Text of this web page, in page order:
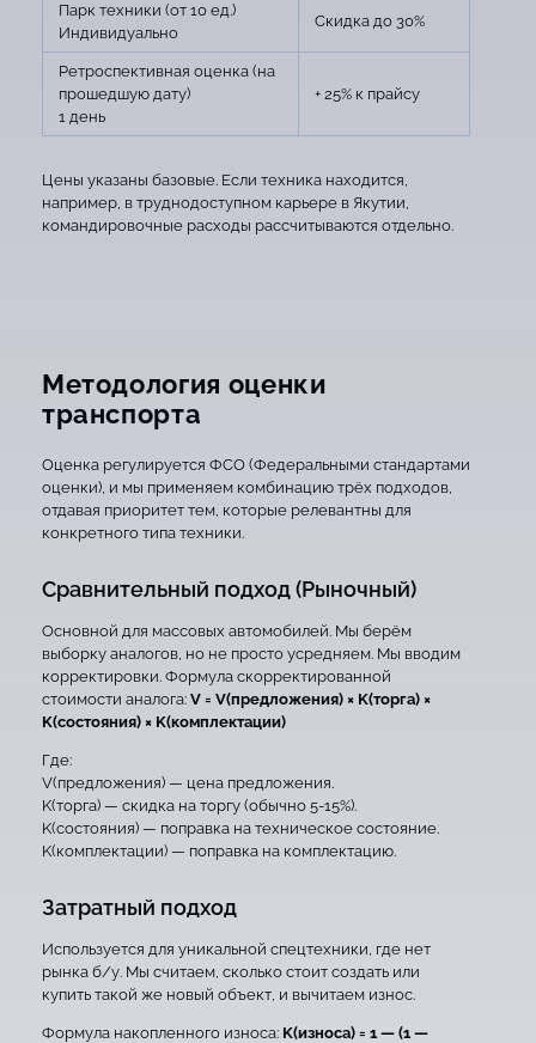
Парк техники (от 10 ед.)
Индивидуально
Скидка до 30%
Ретроспективная оценка (на
прошедшую дату)
1 день
+ 25% к прайсу
Цены указаны базовые. Если техника находится,
например, в труднодоступном карьере в Якутии,
командировочные расходы рассчитываются отдельно.
Методология оценки
транспорта
Оценка регулируется ФСО (Федеральными стандартами
оценки), и мы применяем комбинацию трёх подходов,
отдавая приоритет тем, которые релевантны для
конкретного типа техники.
Сравнительный подход (Рыночный)
Основной для массовых автомобилей. Мы берём
выборку аналогов, но не просто усредняем. Мы вводим
корректировки. Формула скорректированной
стоимости аналога: V = V(предложения) × K(торга) ×
K(состояния) × K(комплектации)
Где:
V(предложения) — цена предложения.
K(торга) — скидка на торгу (обычно 5-15%).
K(состояния) — поправка на техническое состояние.
K(комплектации) — поправка на комплектацию.
Затратный подход
Используется для уникальной спецтехники, где нет
рынка б/у. Мы считаем, сколько стоит создать или
купить такой же новый объект, и вычитаем износ.
Формула накопленного износа: K(износа) = 1 — (1 —